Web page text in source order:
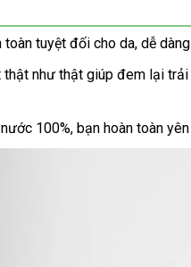
tuyệt đối cho da, dễ
như thật giúp đem lại
100%, bạn hoàn toàn